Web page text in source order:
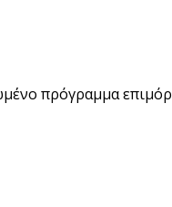
πρόγραμμα